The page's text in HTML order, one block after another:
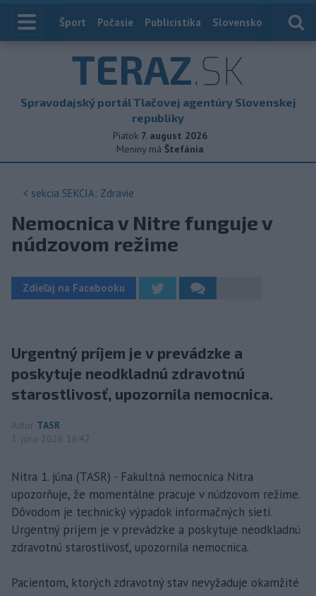
Index
Šport Počasie Publicistika Slovensko
TERAZ.SK
Spravodajský portál Tlačovej agentúry Slovenskej
republiky
Piatok 7. august 2026
Meniny má Štefánia
< sekcia SEKCIA: Zdravie
Nemocnica v Nitre funguje v
núdzovom režime
Zdieľaj na Facebooku
Urgentný príjem je v prevádzke a
poskytuje neodkladnú zdravotnú
starostlivosť, upozornila nemocnica.
Autor TASR
1. júna 2026 16:42
Nitra 1. júna (TASR) - Fakultná nemocnica Nitra
upozorňuje, že momentálne pracuje v núdzovom režime.
Dôvodom je technický výpadok informačných sietí.
Urgentný príjem je v prevádzke a poskytuje neodkladnú
zdravotnú starostlivosť, upozornila nemocnica.
Pacientom, ktorých zdravotný stav nevyžaduje okamžité